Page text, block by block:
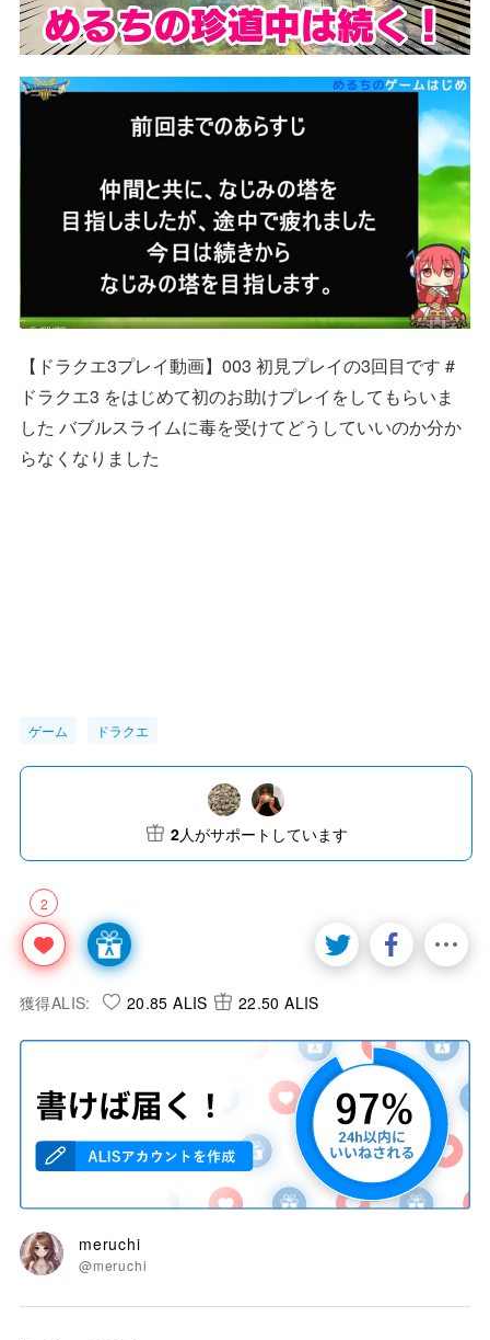
【ドラクエ3プレイ動画】003 初見プレイの3回目です #
ドラクエ3 をはじめて初のお助けプレイをしてもらいま
した バブルスライムに毒を受けてどうしていいのか分か
らなくなりました
ゲーム ドラクエ
2
2人がサポートしています
獲得ALIS: 20.85 ALIS 22.50 ALIS
meruchi
@meruchi